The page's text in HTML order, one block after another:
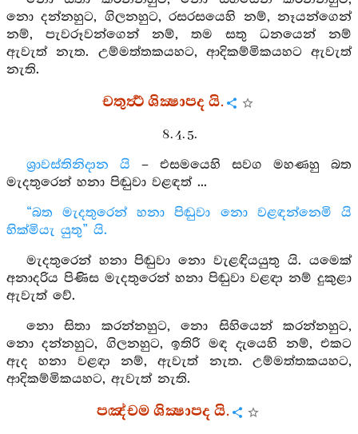
නො දන්නහුට, ගිලනහුට, රසරසයෙහි නම්, නෑයන්ගෙන්
නම්, පැවරූවන්ගෙන් නම්, තම සතු ධනයෙන් නම්
ඇවැත් නැත. උම්මත්තකයහට, ආදිකම්මිකයහට ඇවැත්
නැති.
චතුර්‍ත්‍ථ ශික්‍ෂාපද යි.
8. 4. 5.
ශ්‍රාවස්තිනිදාන යි – එසමයෙහි සවග මහණහු බත
මැදතුරෙන් හනා පිඬුවා වළඳත් ...
“බත මැදතුරෙන් හනා පිඬුවා නො වළඳන්නෙමි යි
හික්මියැ යුතු” යි.
මැදතුරෙන් හනා පිඬුවා නො වැළඳියයුතු යි. යමෙක්
අනාදරිය පිණිස මැදතුරෙන් හනා පිඬුවා වළඳා නම් දුකුළා
ඇවැත් වේ.
නො සිතා කරන්නහුට, නො සිහියෙන් කරන්නහුට,
නො දන්නහුට, ගිලනහුට, ඉතිරි මඳ දැයෙහි නම්, එකට
ඇද හනා වළඳා නම්, ඇවැත් නැත. උම්මත්තකයහට,
ආදිකම්මිකයහට, ඇවැත් නැති.
පඤ්චම ශික්‍ෂාපද යි.